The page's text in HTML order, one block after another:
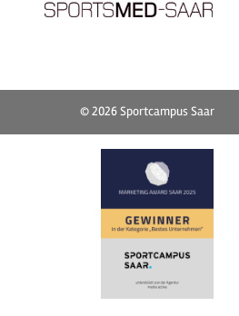
© 2026Sportcampus Saar